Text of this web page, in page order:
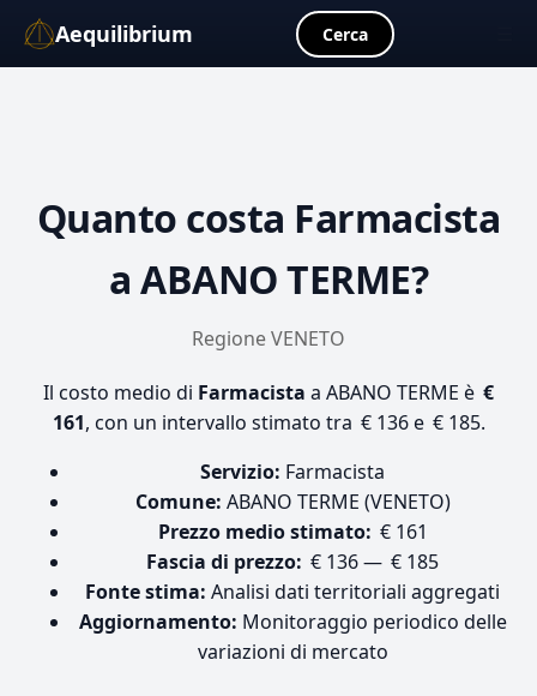
Aequilibrium Cerca
Quanto costa Farmacista
a ABANO TERME?
Regione VENETO
Il costo medio di Farmacista a ABANO TERME è €
161, con un intervallo stimato tra € 136 e € 185.
Servizio: Farmacista
Comune: ABANO TERME (VENETO)
Prezzo medio stimato: € 161
Fascia di prezzo: € 136 — € 185
Fonte stima: Analisi dati territoriali aggregati
Aggiornamento: Monitoraggio periodico delle
variazioni di mercato